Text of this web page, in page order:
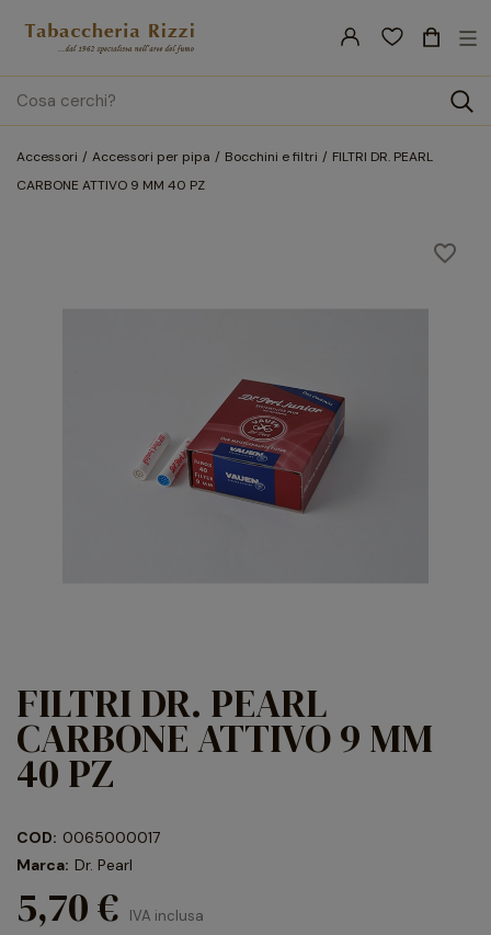
search
☰
Accessori Accessori per pipa Bocchini e filtri
FILTRI DR. PEARL
CARBONE ATTIVO 9 MM 40 PZ
favorite_border
FILTRI DR. PEARL
CARBONE ATTIVO 9 MM
40 PZ
COD: 0065000017
Marca: Dr. Pearl
5,70 € IVA inclusa